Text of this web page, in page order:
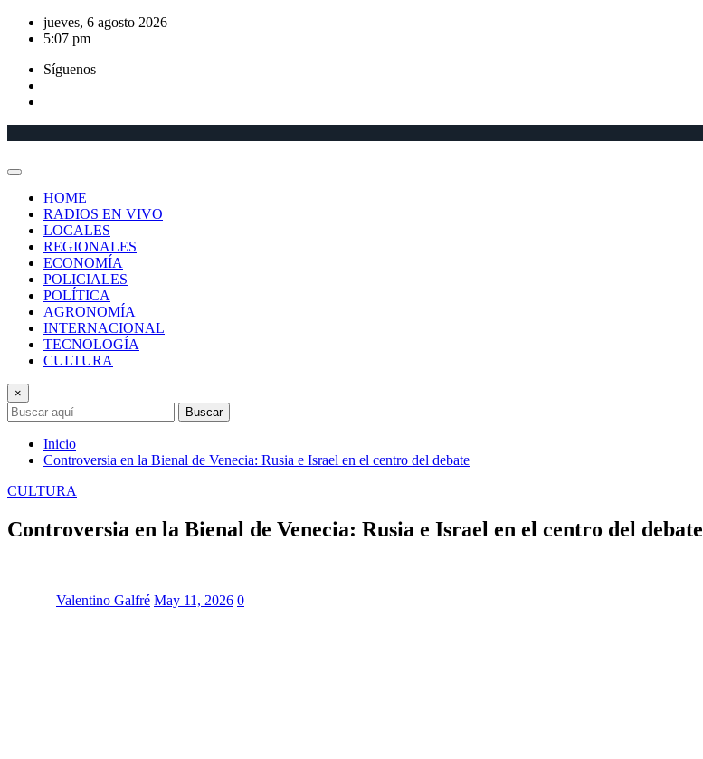
Saltar
jueves, 6 agosto 2026
5:07 pm
Síguenos
HOME
RADIOS EN VIVO
LOCALES
REGIONALES
ECONOMÍA
POLICIALES
POLÍTICA
AGRONOMÍA
INTERNACIONAL
TECNOLOGÍA
CULTURA
×
Buscar
Inicio
Controversia en la Bienal de Venecia: Rusia e Israel en el centro del debate
CULTURA
Controversia en la Bienal de Venecia: Rusia e Israel en el centro del debate
Valentino Galfré May 11, 2026 0